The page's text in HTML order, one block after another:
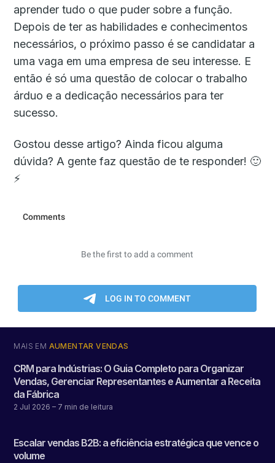
aprender tudo o que puder sobre a função.
Depois de ter as habilidades e conhecimentos
necessários, o próximo passo é se candidatar a
uma vaga em uma empresa de seu interesse. E
então é só uma questão de colocar o trabalho
árduo e a dedicação necessários para ter
sucesso.
Gostou desse artigo? Ainda ficou alguma
dúvida? A gente faz questão de te responder! 🙂
⚡
MAIS EM AUMENTAR VENDAS
CRM para Indústrias: O Guia Completo para Organizar
Vendas, Gerenciar Representantes e Aumentar a Receita
da Fábrica
2 Jul 2026 – 7 min de leitura
Escalar vendas B2B: a eficiência estratégica que vence o
volume